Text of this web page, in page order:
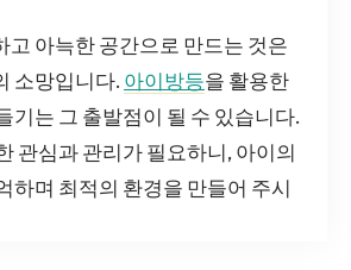
고 아늑한 공간으로 만드는 것은
소망입니다. 아이방등을 활용한
기는 그 출발점이 될 수 있습니다.
관심과 관리가 필요하니, 아이의
하며 최적의 환경을 만들어 주시